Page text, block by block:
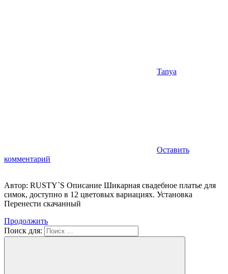
Tanya
Оставить
комментарий
Автор: RUSTY`S Описание Шикарная свадебное платье для
симок, доступно в 12 цветовых вариациях. Установка
Перенести скачанный
Продолжить
Поиск для: